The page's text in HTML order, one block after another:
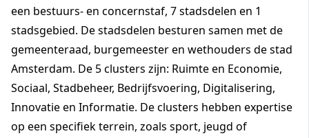
een bestuurs- en concernstaf, 7 stadsdelen en 1
stadsgebied. De stadsdelen besturen samen met de
gemeenteraad, burgemeester en wethouders de stad
Amsterdam. De 5 clusters zijn: Ruimte en Economie,
Sociaal, Stadbeheer, Bedrijfsvoering, Digitalisering,
Innovatie en Informatie. De clusters hebben expertise
op een specifiek terrein, zoals sport, jeugd of